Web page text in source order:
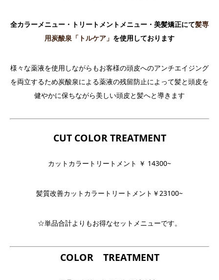
全カラーメニュー・トリートメントメニュー・美髪矯正にて髪専
用炭酸泉「トルケア」 を使用しております
様々な薬液を使用しながらもお客様の頭皮へのアンチエイジング
を両立するため炭酸泉による薬液の残留防止によって髪と頭皮を
健やかに保ちながら美しい頭皮と髪へと導きます
CUT COLOR TREATMENT
カットカラートリートメント ￥ 14300~
髪質改善カットカラートリートメント￥23100~
☆単品合計よりもお得なセットメニューです。
COLOR TREATMENT